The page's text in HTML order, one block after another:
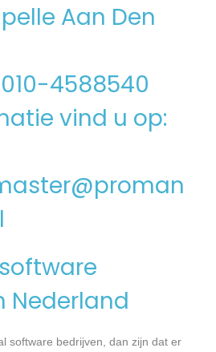
Aan Den
4588540
vind u op:
Nederland
software bedrijven, dan zijn dat er